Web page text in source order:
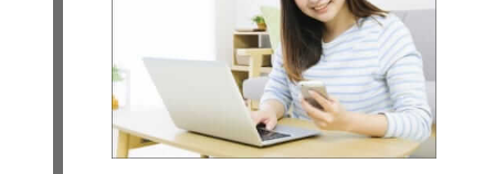
学生がお金を借りる方法は？親
へのバレにくさや将来への影響
ソフト闇金とは？悪質な手口に